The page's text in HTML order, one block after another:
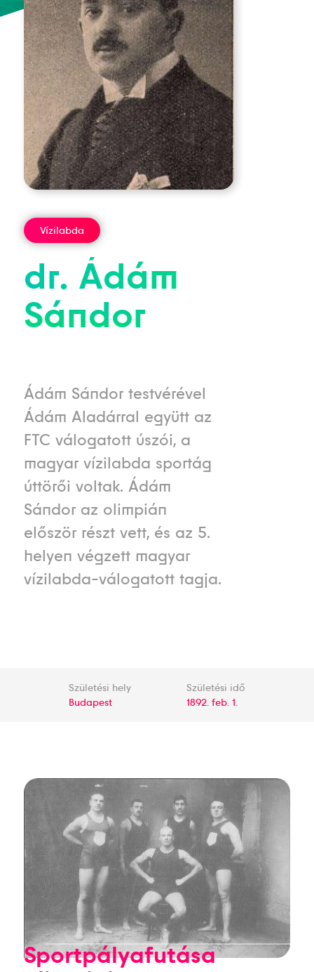
Vízilabda
dr. Ádám
Sándor
Ádám Sándor testvérével
Ádám Aladárral együtt az
FTC válogatott úszói, a
magyar vízilabda sportág
úttörői voltak. Ádám
Sándor az olimpián
először részt vett, és az 5.
helyen végzett magyar
vízilabda-válogatott tagja.
Születési hely
Budapest
Születési idő
1892. feb. 1.
Sportpályafutása